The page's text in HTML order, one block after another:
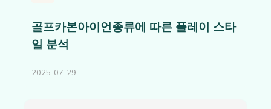
골프카본아이언종류에 따른 플레이 스타
일 분석
2025-07-29